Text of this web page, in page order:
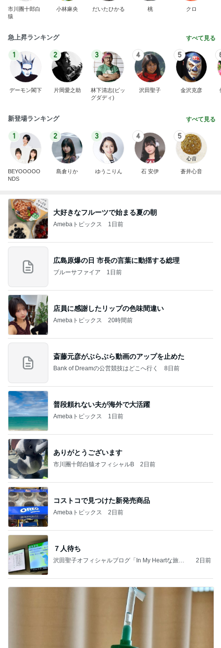
市川團十郎白
猿
小林麻央 だいたひかる 桃 クロ
急上昇ランキング すべて見る
1
デーモン閣下
2
片岡愛之助
3
林下清志(ビッ
グダディ)
4
沢田聖子
5
金沢克彦
新登場ランキング すべて見る
1
BEYOOOOO
NDS
2
島倉りか
3
ゆうこりん
4
石 安伊
5
蒼井心音
大好きなフルーツで始まる夏の朝
Amebaトピックス 1日前
広島原爆の日 市長の言葉に動揺する総理
ブルーサファイア 1日前
店員に感謝したリップの色味間違い
Amebaトピックス 20時間前
斎藤元彦がぶらぶら動画のアップを止めた
Bank of Dreamの公営競技はどこへ行く 8日前
普段頼れない夫が海外で大活躍
Amebaトピックス 1日前
ありがとうございます
市川團十郎白猿オフィシャルB 2日前
コストコで見つけた新発売商品
Amebaトピックス 2日前
７人待ち
沢田聖子オフィシャルブログ「In My Heartな旅日
2日前